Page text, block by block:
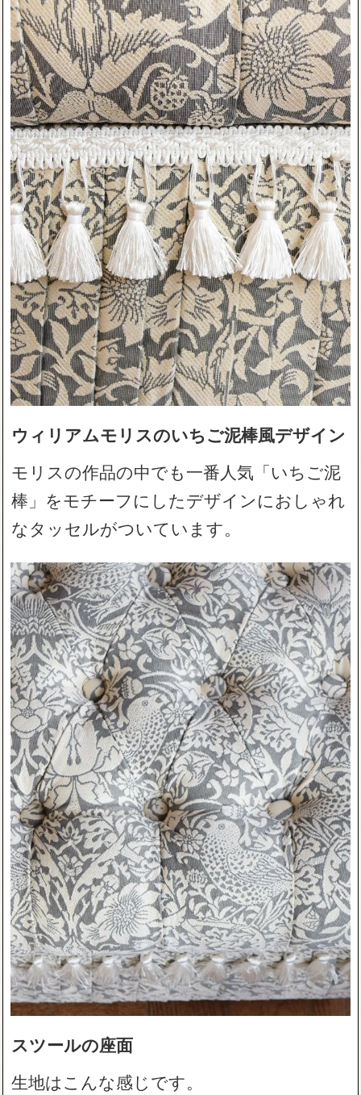
ウィリアムモリスのいちご泥棒風デザイン
モリスの作品の中でも一番人気「いちご泥
棒」をモチーフにしたデザインにおしゃれ
なタッセルがついています。
スツールの座面
生地はこんな感じです。